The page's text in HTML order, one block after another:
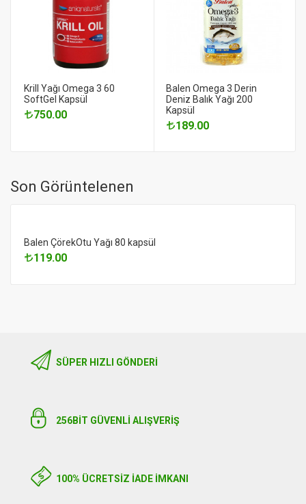
Krill Yağı Omega 3 60
SoftGel Kapsül
750.00
Balen Omega 3 Derin
Deniz Balık Yağı 200
Kapsül
189.00
Son Görüntelenen
Balen ÇörekOtu Yağı 80 kapsül
119.00
SÜPER HIZLI GÖNDERI
256BIT GÜVENLİ ALIŞVERİŞ
100% ÜCRETSİZ İADE İMKANI